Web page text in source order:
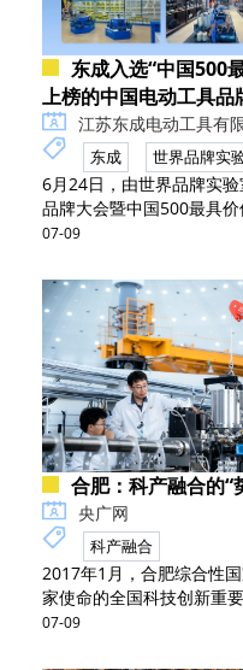
东成入选“中国500
上榜的中国电动工具品
江苏东成电动工具有
东成 世界品牌实
6月24日，由世界品牌实
品牌大会暨中国500最具
07-09
合肥：科产融合的“
央广网
科产融合
2017年1月，合肥综合性
家使命的全国科技创新重
07-09